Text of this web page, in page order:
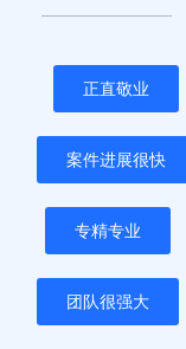
正直敬业
案件进展很快
专精专业
团队很强大